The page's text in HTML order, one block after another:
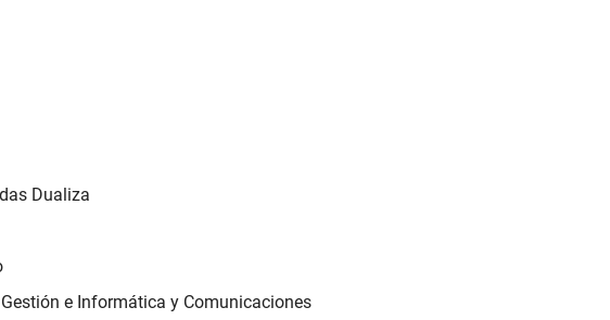
Dualiza
e Informática y Comunicaciones